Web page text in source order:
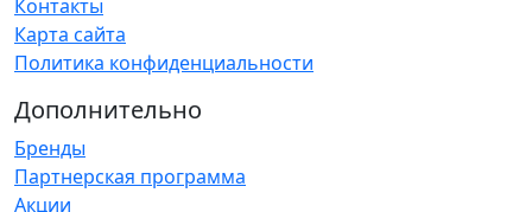
Контакты
Карта сайта
Политика конфиденциальности
Дополнительно
Бренды
Партнерская программа
Акции